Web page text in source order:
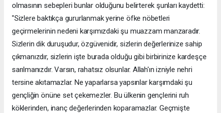
olmasının sebepleri bunlar olduğunu belirterek şunları kaydetti:
"Sizlere baktıkça gururlanmak yerine öfke nöbetleri
geçirmelerinin nedeni karşımızdaki şu muazzam manzaradır.
Sizlerin dik duruşudur, özgüvenidir, sizlerin değerlerinize sahip
çıkmanızdır, sizlerin işte burada olduğu gibi birbirinize kardeşçe
sarılmanızdır. Varsın, rahatsız olsunlar. Allah'ın izniyle nehri
tersine akıtamazlar. Ne yaparlarsa yapsınlar karşımdaki şu
gençliğin önüne set çekemezler. Bu ülkenin gençlerini ruh
köklerinden, inanç değerlerinden koparamazlar. Geçmişte